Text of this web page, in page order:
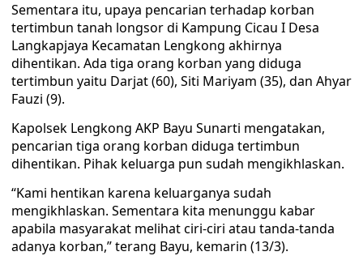
Sementara itu, upaya pencarian terhadap korban
tertimbun tanah longsor di Kampung Cicau I Desa
Langkapjaya Kecamatan Lengkong akhirnya
dihentikan. Ada tiga orang korban yang diduga
tertimbun yaitu Darjat (60), Siti Mariyam (35), dan Ahyar
Fauzi (9).
Kapolsek Lengkong AKP Bayu Sunarti mengatakan,
pencarian tiga orang korban diduga tertimbun
dihentikan. Pihak keluarga pun sudah mengikhlaskan.
“Kami hentikan karena keluarganya sudah
mengikhlaskan. Sementara kita menunggu kabar
apabila masyarakat melihat ciri-ciri atau tanda-tanda
adanya korban,” terang Bayu, kemarin (13/3).